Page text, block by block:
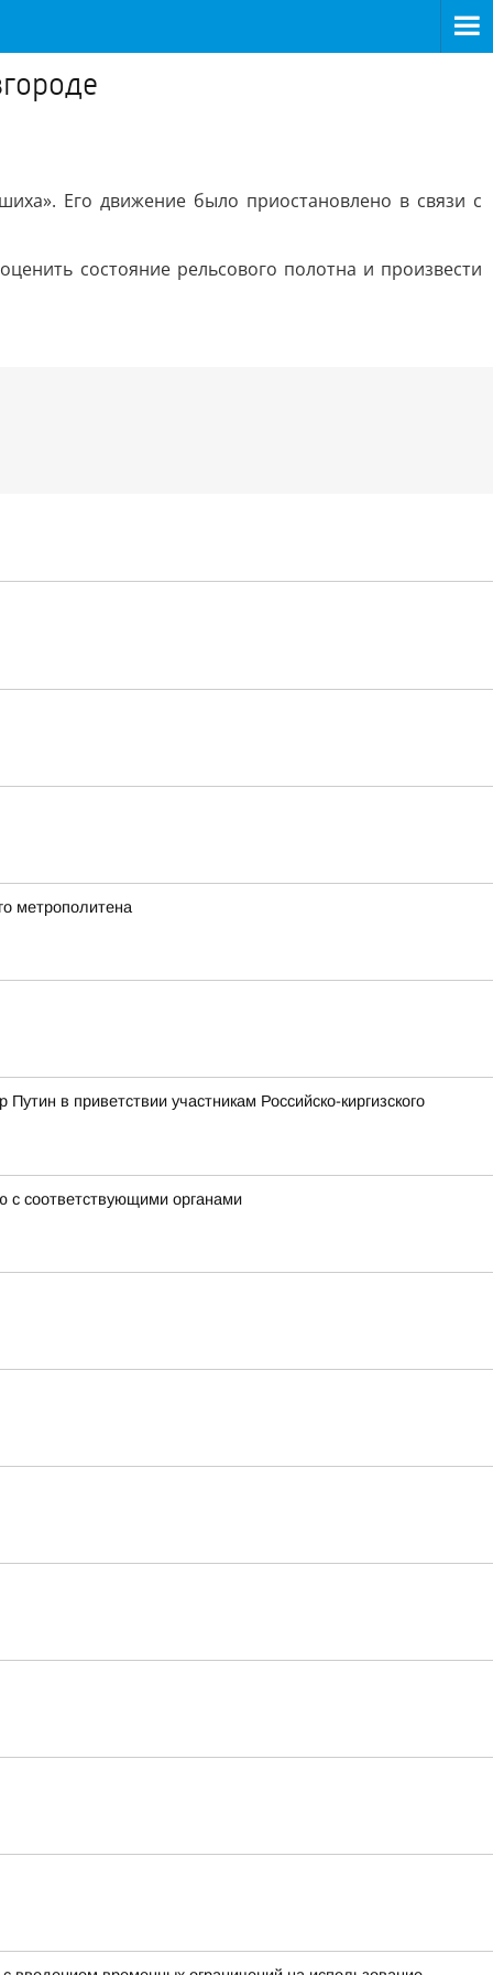
Его движение было приостановлено в связи с
состояние рельсового полотна и произвести
метрополитена
в приветствии участникам Российско-киргизского
с соответствующими органами